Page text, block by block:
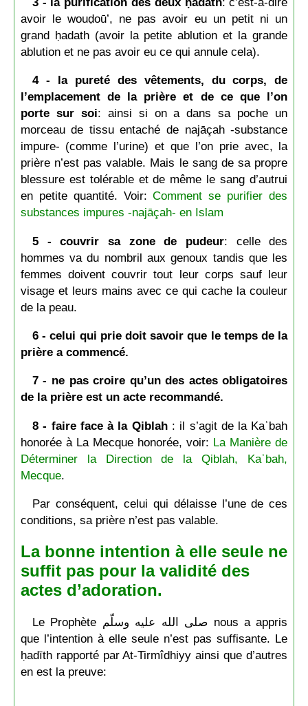
avoir le wouḍoū’, ne pas avoir eu un petit ni un
grand ḥadath (avoir la petite ablution et la grande
ablution et ne pas avoir eu ce qui annule cela).
4 - la pureté des vêtements, du corps, de
l’emplacement de la prière et de ce que l’on
porte sur soi: ainsi si on a dans sa poche un
morceau de tissu entaché de najāçah -substance
impure- (comme l’urine) et que l’on prie avec, la
prière n’est pas valable. Mais le sang de sa propre
blessure est tolérable et de même le sang d’autrui
en petite quantité. Voir:Comment se purifier des
substances impures -najāçah- en Islam
5 - couvrir sa zone de pudeur: celle des
hommes va du nombril aux genoux tandis que les
femmes doivent couvrir tout leur corps sauf leur
visage et leurs mains avec ce qui cache la couleur
de la peau.
6 - celui qui prie doit savoir que le temps de la
prière a commencé.
7 - ne pas croire qu’un des actes obligatoires
de la prière est un acte recommandé.
8 - faire face à la Qiblah : il s’agit de la Kaʿbah
honorée à La Mecque honorée, voir: La Manière de
Déterminer la Direction de la Qiblah, Kaʿbah,
Mecque.
Par conséquent, celui qui délaisse l’une de ces
conditions, sa prière n’est pas valable.
La bonne intention à elle seule ne
suffit pas pour la validité des
actes d’adoration.
Le Prophète صلى الله عليه وسلّم nous a appris
que l’intention à elle seule n’est pas suffisante. Le
ḥadīth rapporté par At-Tirmîdhiyy ainsi que d’autres
en est la preuve: